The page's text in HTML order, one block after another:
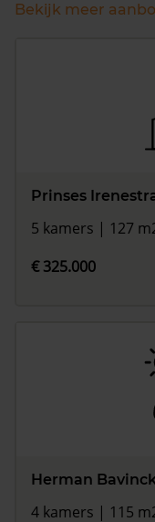
Bekijk meer
Prinses
5 kamers | 127
€ 325.000
Herman
4 kamers | 115